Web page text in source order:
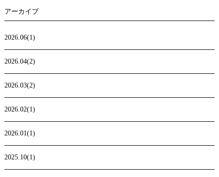
アーカイブ
2026.06(1)
2026.04(2)
2026.03(2)
2026.02(1)
2026.01(1)
2025.10(1)